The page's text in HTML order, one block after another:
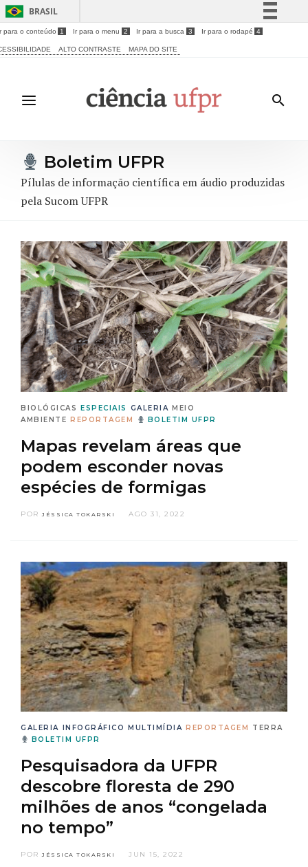
BRASIL
Simplifique!
Acesso à informação
Legislação
para o conteúdo 1 Ir para o menu 2 Ir para a busca 3 Ir para o rodapé 4
ALTO CONTRASTE MAPA DO SITE
Boletim UFPR
Pílulas de informação científica em áudio produzidas
pela Sucom UFPR
BIOLÓGICAS ESPECIAIS GALERIA MEIO
AMBIENTE REPORTAGEM BOLETIM UFPR
Mapas revelam áreas que
podem esconder novas
espécies de formigas
POR JÉSSICA TOKARSKI AGO 31, 2022
GALERIA INFOGRÁFICO MULTIMÍDIA REPORTAGEM
TERRA
BOLETIM UFPR
Pesquisadora da UFPR
descobre floresta de 290
milhões de anos “congelada
no tempo”
PORJÉSSICA TOKARSKI JUN 15, 2022